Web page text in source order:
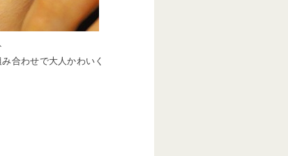
合わせで大人かわいく